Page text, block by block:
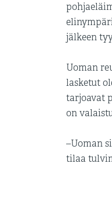
jälkeen
Uoman
lasketut
tarjoavat
on
–Uoman
tilaa